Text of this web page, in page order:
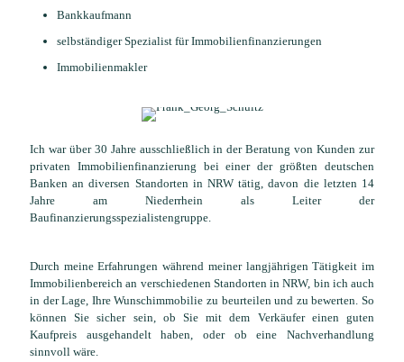
Bankkaufmann
selbständiger Spezialist für Immobilienfinanzierungen
Immobilienmakler
Ich war über 30 Jahre ausschließlich in der Beratung von Kunden zur
privaten Immobilienfinanzierung bei einer der größten deutschen
Banken an diversen Standorten in NRW tätig, davon die letzten 14
Jahre am Niederrhein als Leiter der
Baufinanzierungsspezialistengruppe.
Durch meine Erfahrungen während meiner langjährigen Tätigkeit im
Immobilienbereich an verschiedenen Standorten in NRW, bin ich auch
in der Lage, Ihre Wunschimmobilie zu beurteilen und zu bewerten. So
können Sie sicher sein, ob Sie mit dem Verkäufer einen guten
Kaufpreis ausgehandelt haben, oder ob eine Nachverhandlung
sinnvoll wäre.